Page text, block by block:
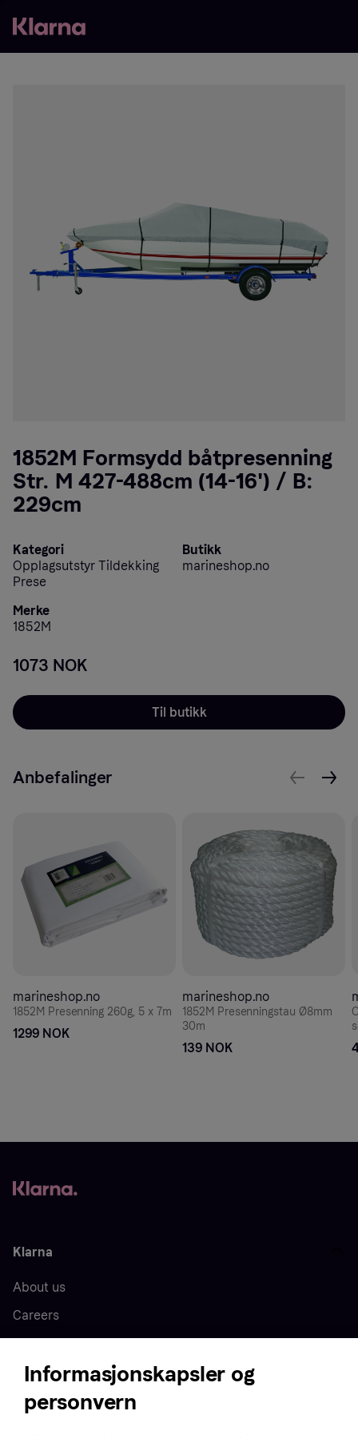
1852M Formsydd båtpresenning
Str. M 427-488cm (14-16') / B:
229cm
Kategori
Opplagsutstyr Tildekking
Prese
Butikk
marineshop.no
Merke
1852M
1073 NOK
Til butikk
Anbefalinger
marineshop.no
1852M Presenning 260g, 5 x 7m
1299 NOK
marineshop.no
1852M Presenningstau Ø8mm
30m
139 NOK
Klarna
About us
Careers
Press
Home
Informasjonskapsler og
personvern